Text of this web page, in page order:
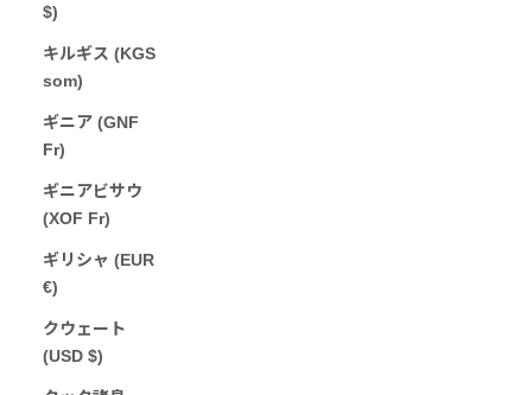
$)
キルギス (KGS
som)
ギニア (GNF
Fr)
ギニアビサウ
(XOF Fr)
ギリシャ (EUR
€)
クウェート
(USD $)